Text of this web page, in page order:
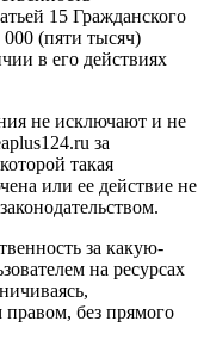
15 Гражданского
(пяти тысяч)
в его действиях
не исключают и не
за
такая
или ее действие не
за какую-
на ресурсах
без прямого